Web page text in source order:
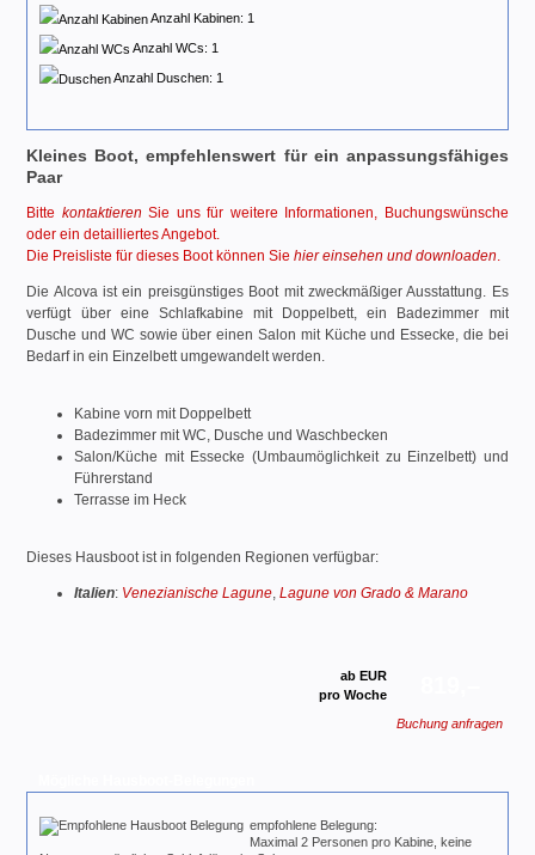
Anzahl Kabinen: 1
Anzahl WCs: 1
Anzahl Duschen: 1
Kleines Boot, empfehlenswert für ein anpassungsfähiges
Paar
Bitte kontaktieren Sie uns für weitere Informationen, Buchungswünsche
oder ein detailliertes Angebot.
Die Preisliste für dieses Boot können Siehier einsehen und downloaden.
Die Alcova ist ein preisgünstiges Boot mit zweckmäßiger Ausstattung. Es
verfügt über eine Schlafkabine mit Doppelbett, ein Badezimmer mit
Dusche und WC sowie über einen Salon mit Küche und Essecke, die bei
Bedarf in ein Einzelbett umgewandelt werden.
Kabine vorn mit Doppelbett
Badezimmer mit WC, Dusche und Waschbecken
Salon/Küche mit Essecke (Umbaumöglichkeit zu Einzelbett) und
Führerstand
Terrasse im Heck
Dieses Hausboot ist in folgenden Regionen verfügbar:
Italien: Venezianische Lagune,Lagune von Grado & Marano
ab EUR
pro Woche
Buchung anfragen
empfohlene Belegung:
Maximal 2 Personen pro Kabine, keine